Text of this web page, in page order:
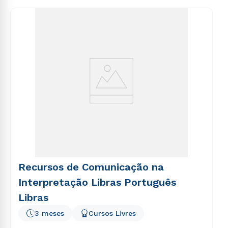
Recursos de Comunicação na
Interpretação Libras Português
Libras
3 meses Cursos Livres